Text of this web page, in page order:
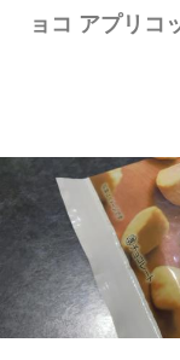
ョコ アプリコ